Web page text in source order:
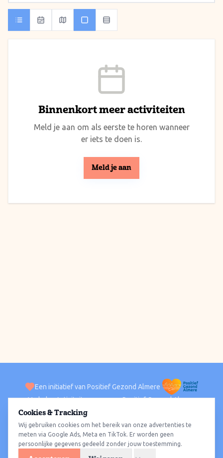
Binnenkort meer activiteiten
Meld je aan om als eerste te horen wanneer
er iets te doen is.
Meld je aan
Een initiatief van Positief Gezond Almere
VerhalenActiviteiten Positief Gezond Almere
ACTIVITEITEN PER WIJK
Alle wijkenAlmere HavenAlmere StadAlmere BuitenAlmere Poort
Almere HoutAlmere OosterwoldWat te doen
Cookies & Tracking
Wij gebruiken cookies om het bereik van onze advertenties te
meten via Google Ads, Meta en TikTok. Er worden geen
persoonlijke gegevens gedeeld zonder jouw toestemming.